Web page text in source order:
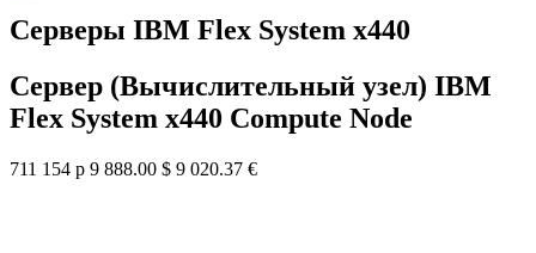
Серверы IBM Flex System x440
Сервер (Вычислительный узел) IBM
Flex System x440 Compute Node
711 154 р 9 888.00 $ 9 020.37 €